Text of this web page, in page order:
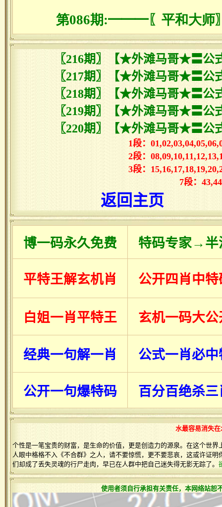
第086期:━━━〖平和大
〖216期〗【★外滩马哥★〓
〖217期〗【★外滩马哥★〓
〖218期〗【★外滩马哥★〓
〖219期〗【★外滩马哥★〓
〖220期〗【★外滩马哥★〓
1段：
2段：
3段：
7段：
返回主页
博一码永久免费 特码专家→半
平特王解玄机肖 公开四肖中特
白姐一肖平特王 玄机一码大公
经典一句解一肖 公式一肖必中
公开一句爆特码 百分百绝杀三
水最容易消失
个性是一笔宝贵的财富，是生命的价值，更是创造力的源泉。在这个世
人眼中格格不入《不合群》之人，请不要惊慌，更不要悲哀，这或许证
们却成了丢失灵魂的行尸走肉，早已在人群中把自己迷失得无影无踪了。
使用者须自行承担有关责任，本网络站恕